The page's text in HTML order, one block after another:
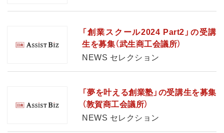
「創業スクール2024 Part2」の受講
生を募集（武生商工会議所）
NEWS セレクション
「夢を叶える創業塾」の受講生を募集
（敦賀商工会議所）
NEWS セレクション